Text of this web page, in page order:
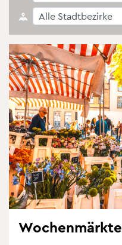
Wo­chen­märk­te